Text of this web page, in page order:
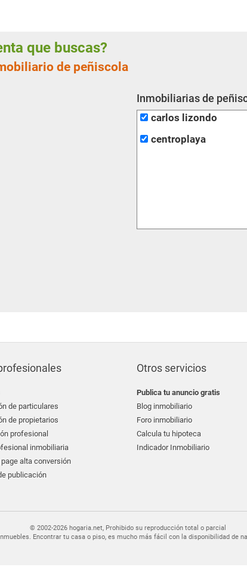
que buscas?
de peñiscola
Inmobiliarias de
carlos lizondo
centroplaya
de particulares
de propietarios
profesional
inmobiliaria
alta conversión
publicación
Otros servicios
Publica tu anuncio gratis
Blog inmobiliario
Foro inmobiliario
Calcula tu hipoteca
Indicador Inmobiliario
© 2002-2026 hogaria.net, Prohibido su reproducción total o parcial
Encontrar tu casa o piso, es mucho más fácil con la disponibilidad de